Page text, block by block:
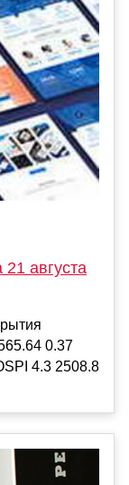
августа
0.37
4.3 2508.8